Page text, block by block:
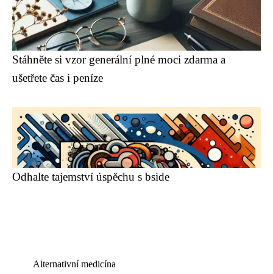
Stáhněte si vzor generální plné moci zdarma a
ušetřete čas i peníze
Odhalte tajemství úspěchu s bside
Alternativní medicína